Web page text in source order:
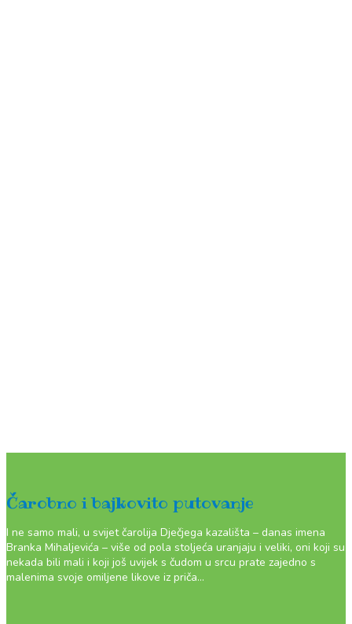
Čarobno i bajkovito putovanje
I ne samo mali, u svijet čarolija Dječjega kazališta – danas imena
Branka Mihaljevića – više od pola stoljeća uranjaju i veliki, oni koji su
nekada bili mali i koji još uvijek s čudom u srcu prate zajedno s
malenima svoje omiljene likove iz priča…